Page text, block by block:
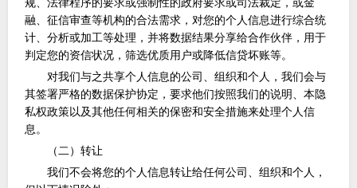
规、法律程序的要求或强制性的政府要求或司法裁定，或金
融、征信审查等机构的合法需求，对您的个人信息进行综合统
计、分析或加工等处理，并将数据结果分享给合作伙伴，用于
判定您的资信状况，筛选优质用户或降低信贷坏账等。
对我们与之共享个人信息的公司、组织和个人，我们会与
其签署严格的数据保护协定，要求他们按照我们的说明、本隐
私权政策以及其他任何相关的保密和安全措施来处理个人信
息。
（二）转让
我们不会将您的个人信息转让给任何公司、组织和个人，